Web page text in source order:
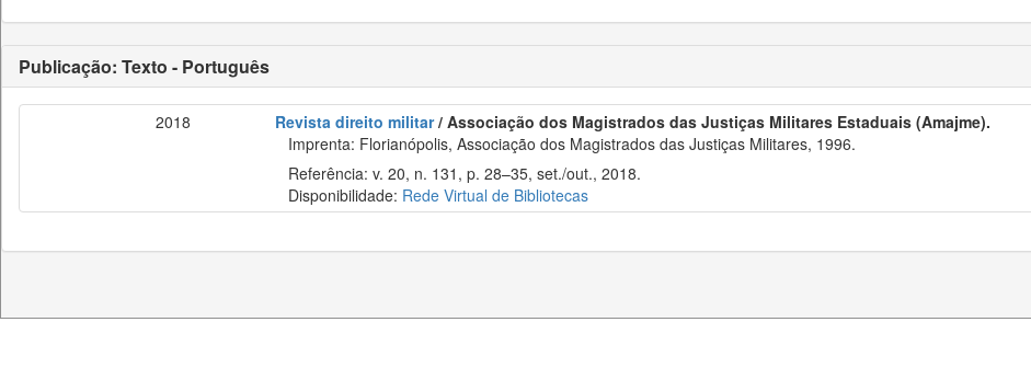
Publicação: Texto - Português
2018 Revista direito militar/ Associação dos Magistrados das Justiças Militares Estaduais (Amajme).
Imprenta: Florianópolis, Associação dos Magistrados das Justiças Militares, 1996.
Referência: v. 20, n. 131, p. 28–35, set./out., 2018.
Disponibilidade: Rede Virtual de Bibliotecas